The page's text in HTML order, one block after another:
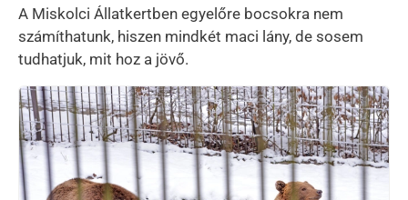
A Miskolci Állatkertben egyelőre bocsokra nem
számíthatunk, hiszen mindkét maci lány, de sosem
tudhatjuk, mit hoz a jövő.
Kép